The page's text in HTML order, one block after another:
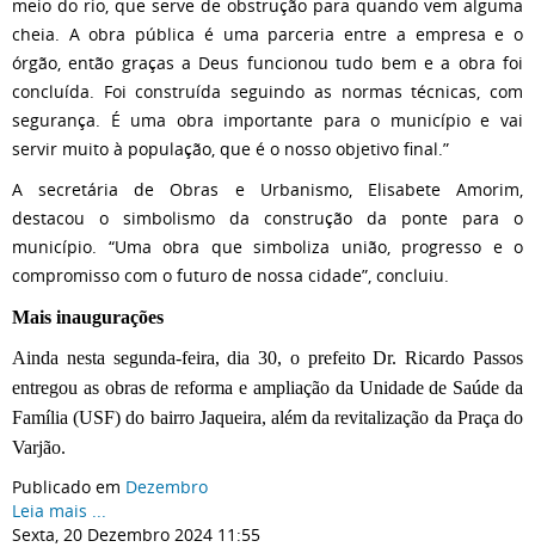
meio do rio, que serve de obstrução para quando vem alguma
cheia. A obra pública é uma parceria entre a empresa e o
órgão, então graças a Deus funcionou tudo bem e a obra foi
concluída. Foi construída seguindo as normas técnicas, com
segurança. É uma obra importante para o município e vai
servir muito à população, que é o nosso objetivo final.”
A secretária de Obras e Urbanismo, Elisabete Amorim,
destacou o simbolismo da construção da ponte para o
município. “Uma obra que simboliza união, progresso e o
compromisso com o futuro de nossa cidade”, concluiu.
Mais inaugurações
Ainda nesta segunda-feira, dia 30, o prefeito Dr. Ricardo Passos
entregou as obras de reforma e ampliação da Unidade de Saúde da
Família (USF) do bairro Jaqueira, além da revitalização da Praça do
Varjão.
Publicado em Dezembro
Leia mais ...
Sexta, 20 Dezembro 2024 11:55